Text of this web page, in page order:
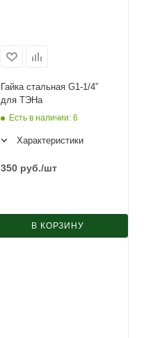
Гайка стальная G1-1/4”
для ТЭНа
Есть в наличии: 6
Характеристики
350 руб./шт
В КОРЗИНУ